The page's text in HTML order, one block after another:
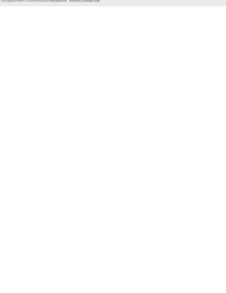
大众交通(www.96822.com)002全讯白菜官方网站的版权所有，未经授权禁止复制或建立镜像